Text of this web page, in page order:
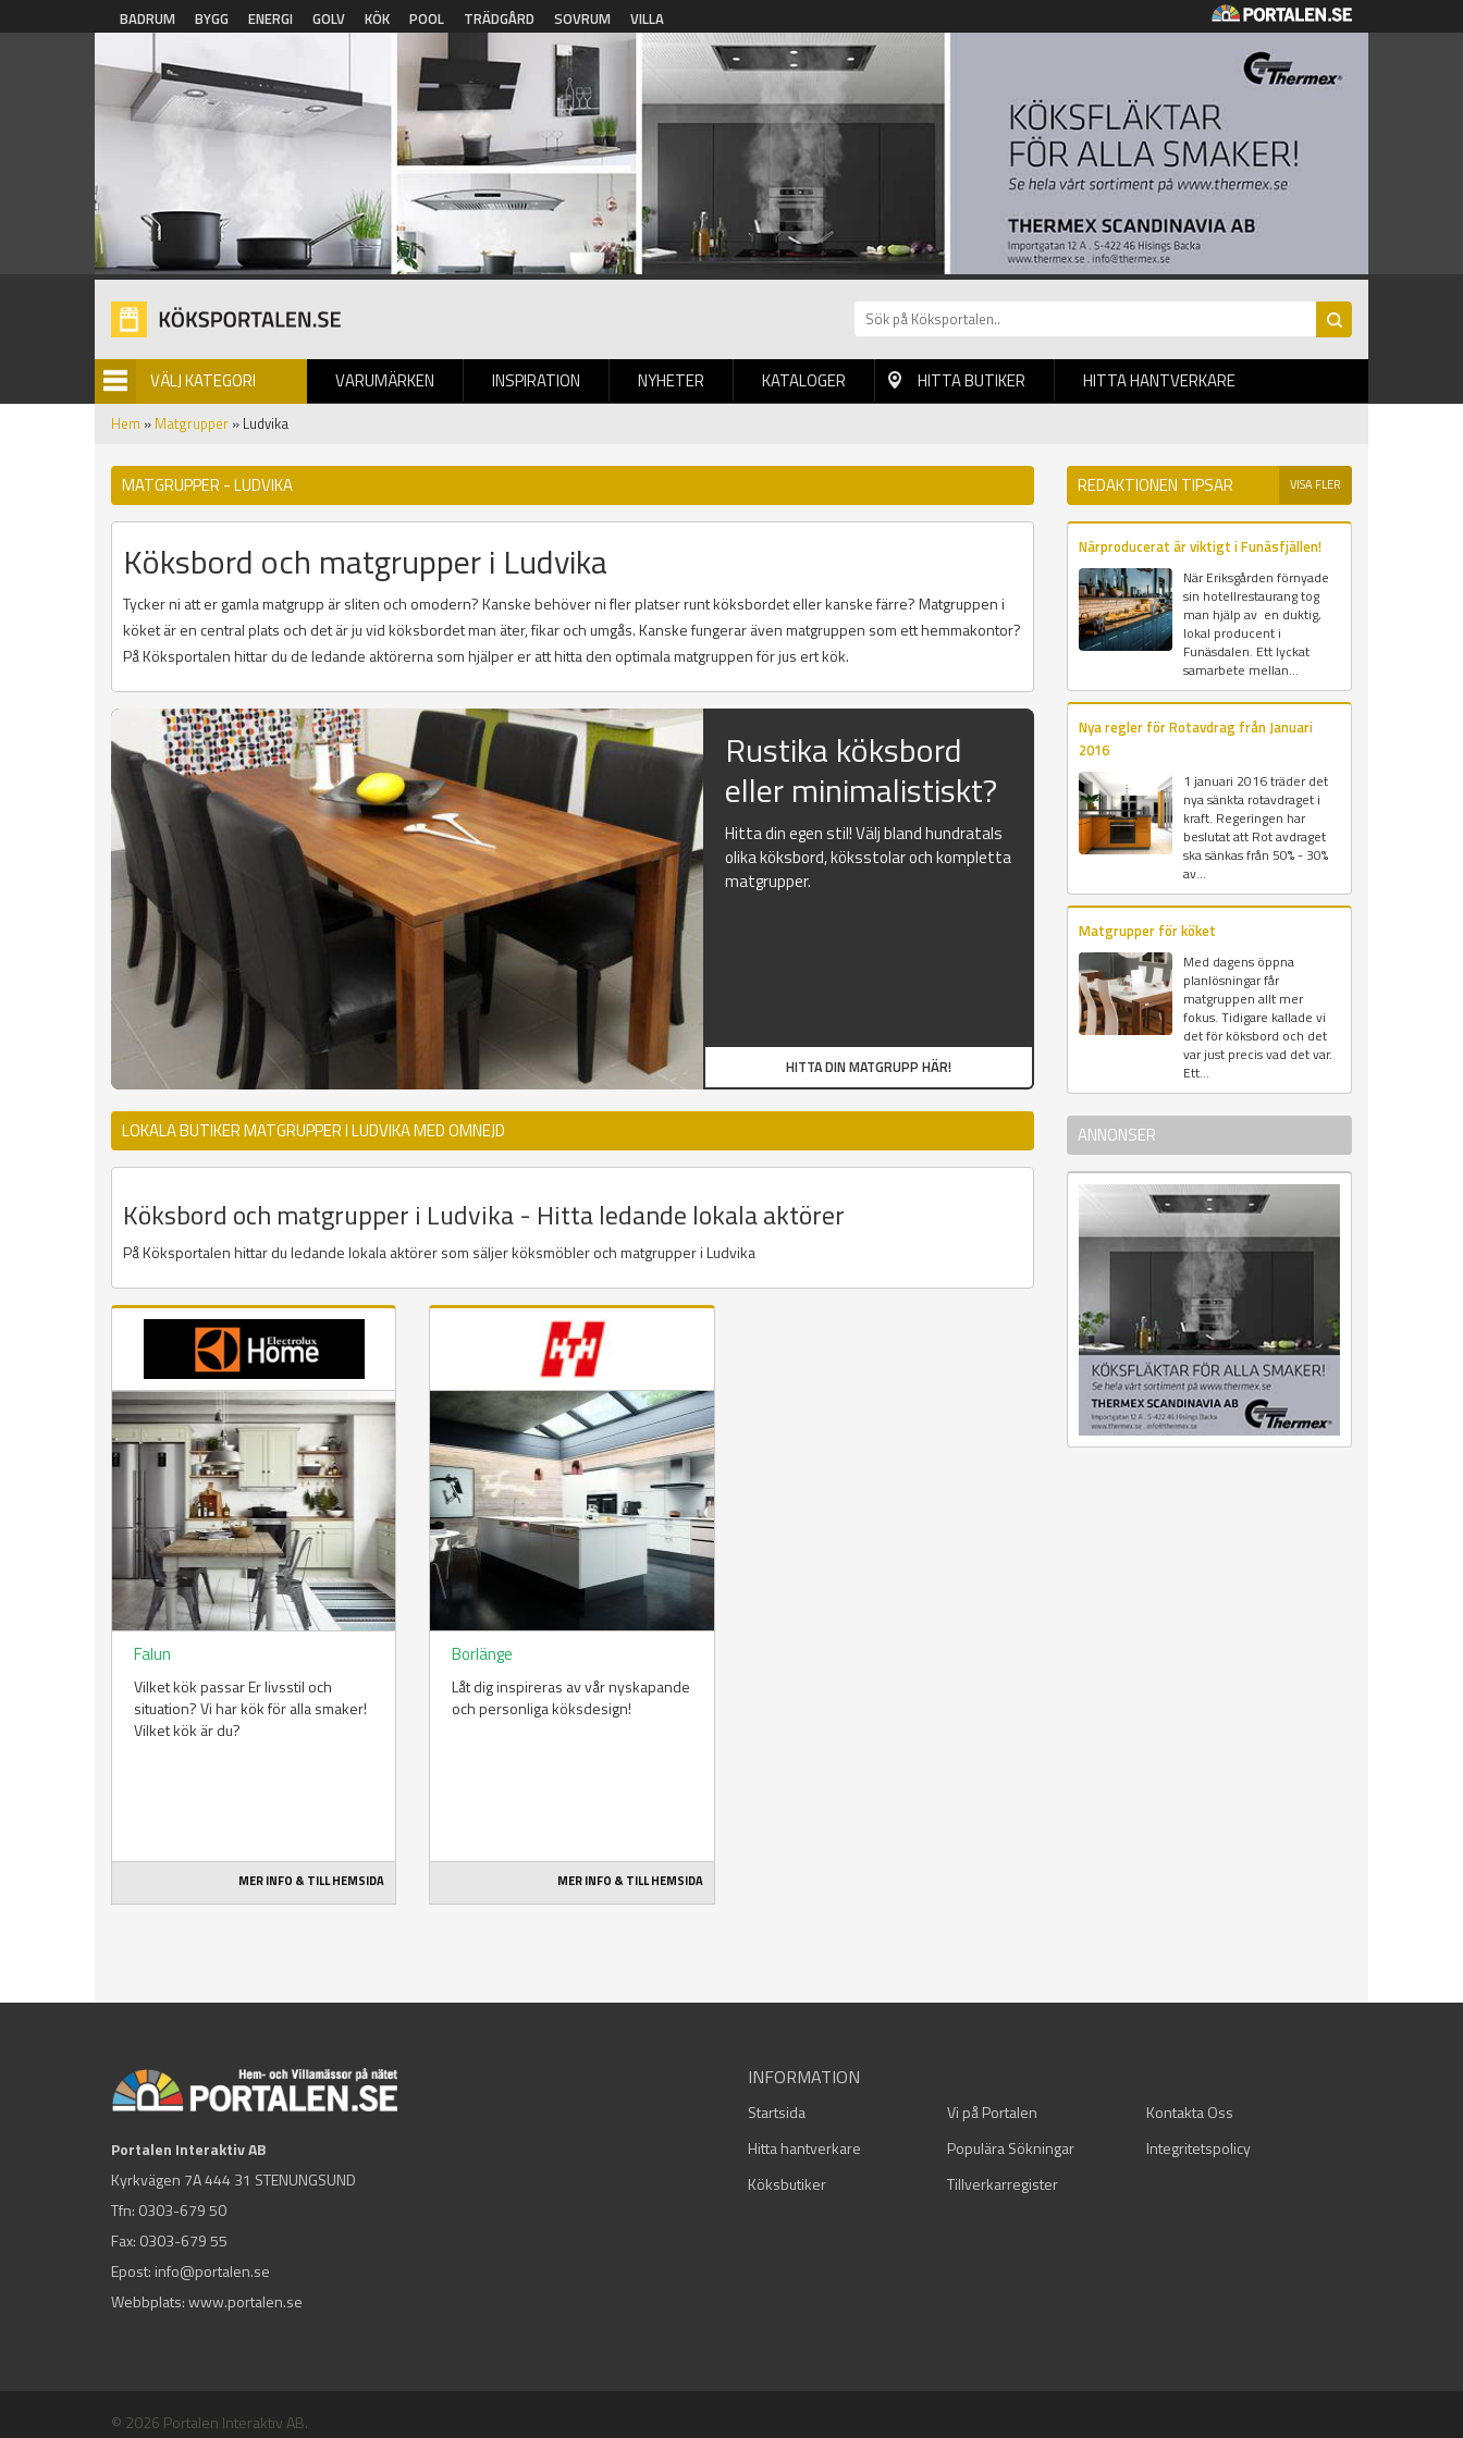
Hoppa till huvudinnehåll
BADRUM BYGG ENERGI GOLV KÖK POOL TRÄDGÅRD SOVRUM VILLA
VÄLJ KATEGORI VARUMÄRKEN INSPIRATION NYHETER
BILDGALLERI KATALOGER HITTA BUTIKER HITTA HANTVERKARE
Hem » Matgrupper » Ludvika
MATGRUPPER - LUDVIKA
Köksbord och matgrupper i Ludvika
Tycker ni att er gamla matgrupp är sliten och omodern? Kanske behöver ni fler platser runt köksbordet eller kanske färre? Matgruppen i
köket är en central plats och det är ju vid köksbordet man äter, fikar och umgås. Kanske fungerar även matgruppen som ett hemmakontor?
På Köksportalen hittar du de ledande aktörerna som hjälper er att hitta den optimala matgruppen för jus ert kök.
Rustika köksbord
eller minimalistiskt?
Hitta din egen stil! Välj bland hundratals
olika köksbord, köksstolar och kompletta
matgrupper.
HITTA DIN MATGRUPP HÄR!
LOKALA BUTIKER MATGRUPPER I LUDVIKA MED OMNEJD
Köksbord och matgrupper i Ludvika - Hitta ledande lokala aktörer
På Köksportalen hittar du ledande lokala aktörer som säljer köksmöbler och matgrupper i Ludvika
Falun
Vilket kök passar Er livsstil och
situation? Vi har kök för alla smaker!
Vilket kök är du?
MER INFO & TILL HEMSIDA
Borlänge
Låt dig inspireras av vår nyskapande
och personliga köksdesign!
MER INFO & TILL HEMSIDA
REDAKTIONEN TIPSAR VISA FLER
Närproducerat är viktigt i Funäsfjällen!
När Eriksgården förnyade
sin hotellrestaurang tog
man hjälp av en duktig,
lokal producent i
Funäsdalen. Ett lyckat
samarbete mellan...
Nya regler för Rotavdrag från Januari
2016
1 januari 2016 träder det
nya sänkta rotavdraget i
kraft. Regeringen har
beslutat att Rot avdraget
ska sänkas från 50% - 30%
av...
Matgrupper för köket
Med dagens öppna
planlösningar får
matgruppen allt mer
fokus. Tidigare kallade vi
det för köksbord och det
var just precis vad det var.
Ett...
ANNONSER
Portalen Interaktiv AB
Kyrkvägen 7A 444 31 STENUNGSUND
Tfn: 0303-679 50
Fax: 0303-679 55
Epost: info@portalen.se
Webbplats: www.portalen.se
INFORMATION
Startsida Vi på Portalen
Kontakta Oss
Hitta hantverkare
Populära Sökningar
Integritetspolicy
Köksbutiker
Tillverkarregister
© 2026 Portalen Interaktiv AB.